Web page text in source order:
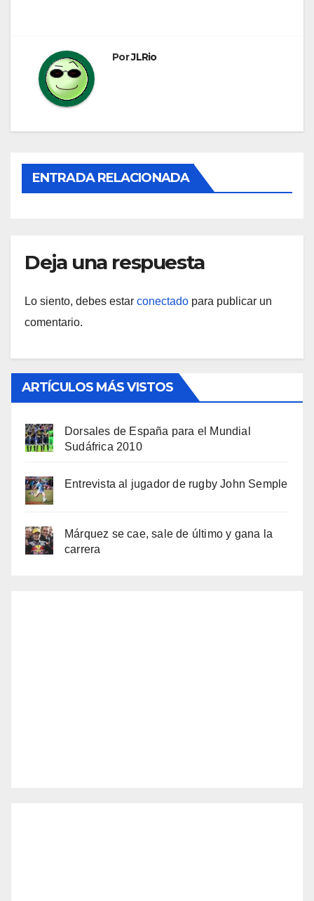
PorJLRio
ENTRADA RELACIONADA
Deja una respuesta
Lo siento, debes estar conectado para publicar un
comentario.
ARTÍCULOS MÁS VISTOS
Dorsales de España para el Mundial
Sudáfrica 2010
Entrevista al jugador de rugby John Semple
Márquez se cae, sale de último y gana la
carrera